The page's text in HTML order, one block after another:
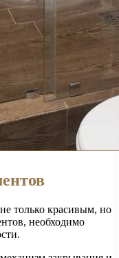
только красивым, но
необходимо